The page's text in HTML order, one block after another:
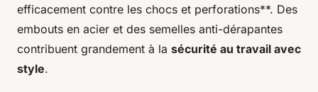
efficacement contre les chocs et perforations**. Des
embouts en acier et des semelles anti-dérapantes
contribuent grandement à la sécurité au travail avec
style.